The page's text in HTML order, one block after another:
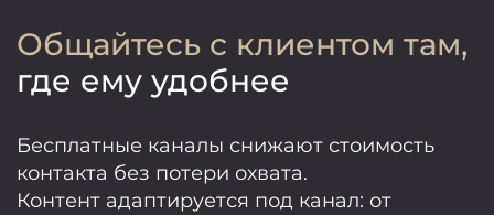
Общайтесь с клиентом там,
где ему удобнее
Бесплатные каналы снижают стоимость
контакта без потери охвата.
Контент адаптируется под канал: от